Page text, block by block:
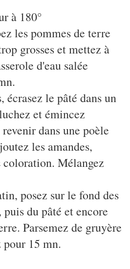
à 180°
les pommes de terre
grosses et mettez à
d'eau salée
écrasez le pâté dans un
et émincez
dans une poèle
les amandes,
coloration. Mélangez
posez sur le fond des
du pâté et encore
Parsemez de gruyère
pour 15 mn.